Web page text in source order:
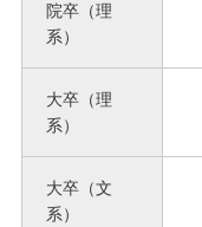
院卒（理
系）
大卒（理
系）
大卒（文
系）